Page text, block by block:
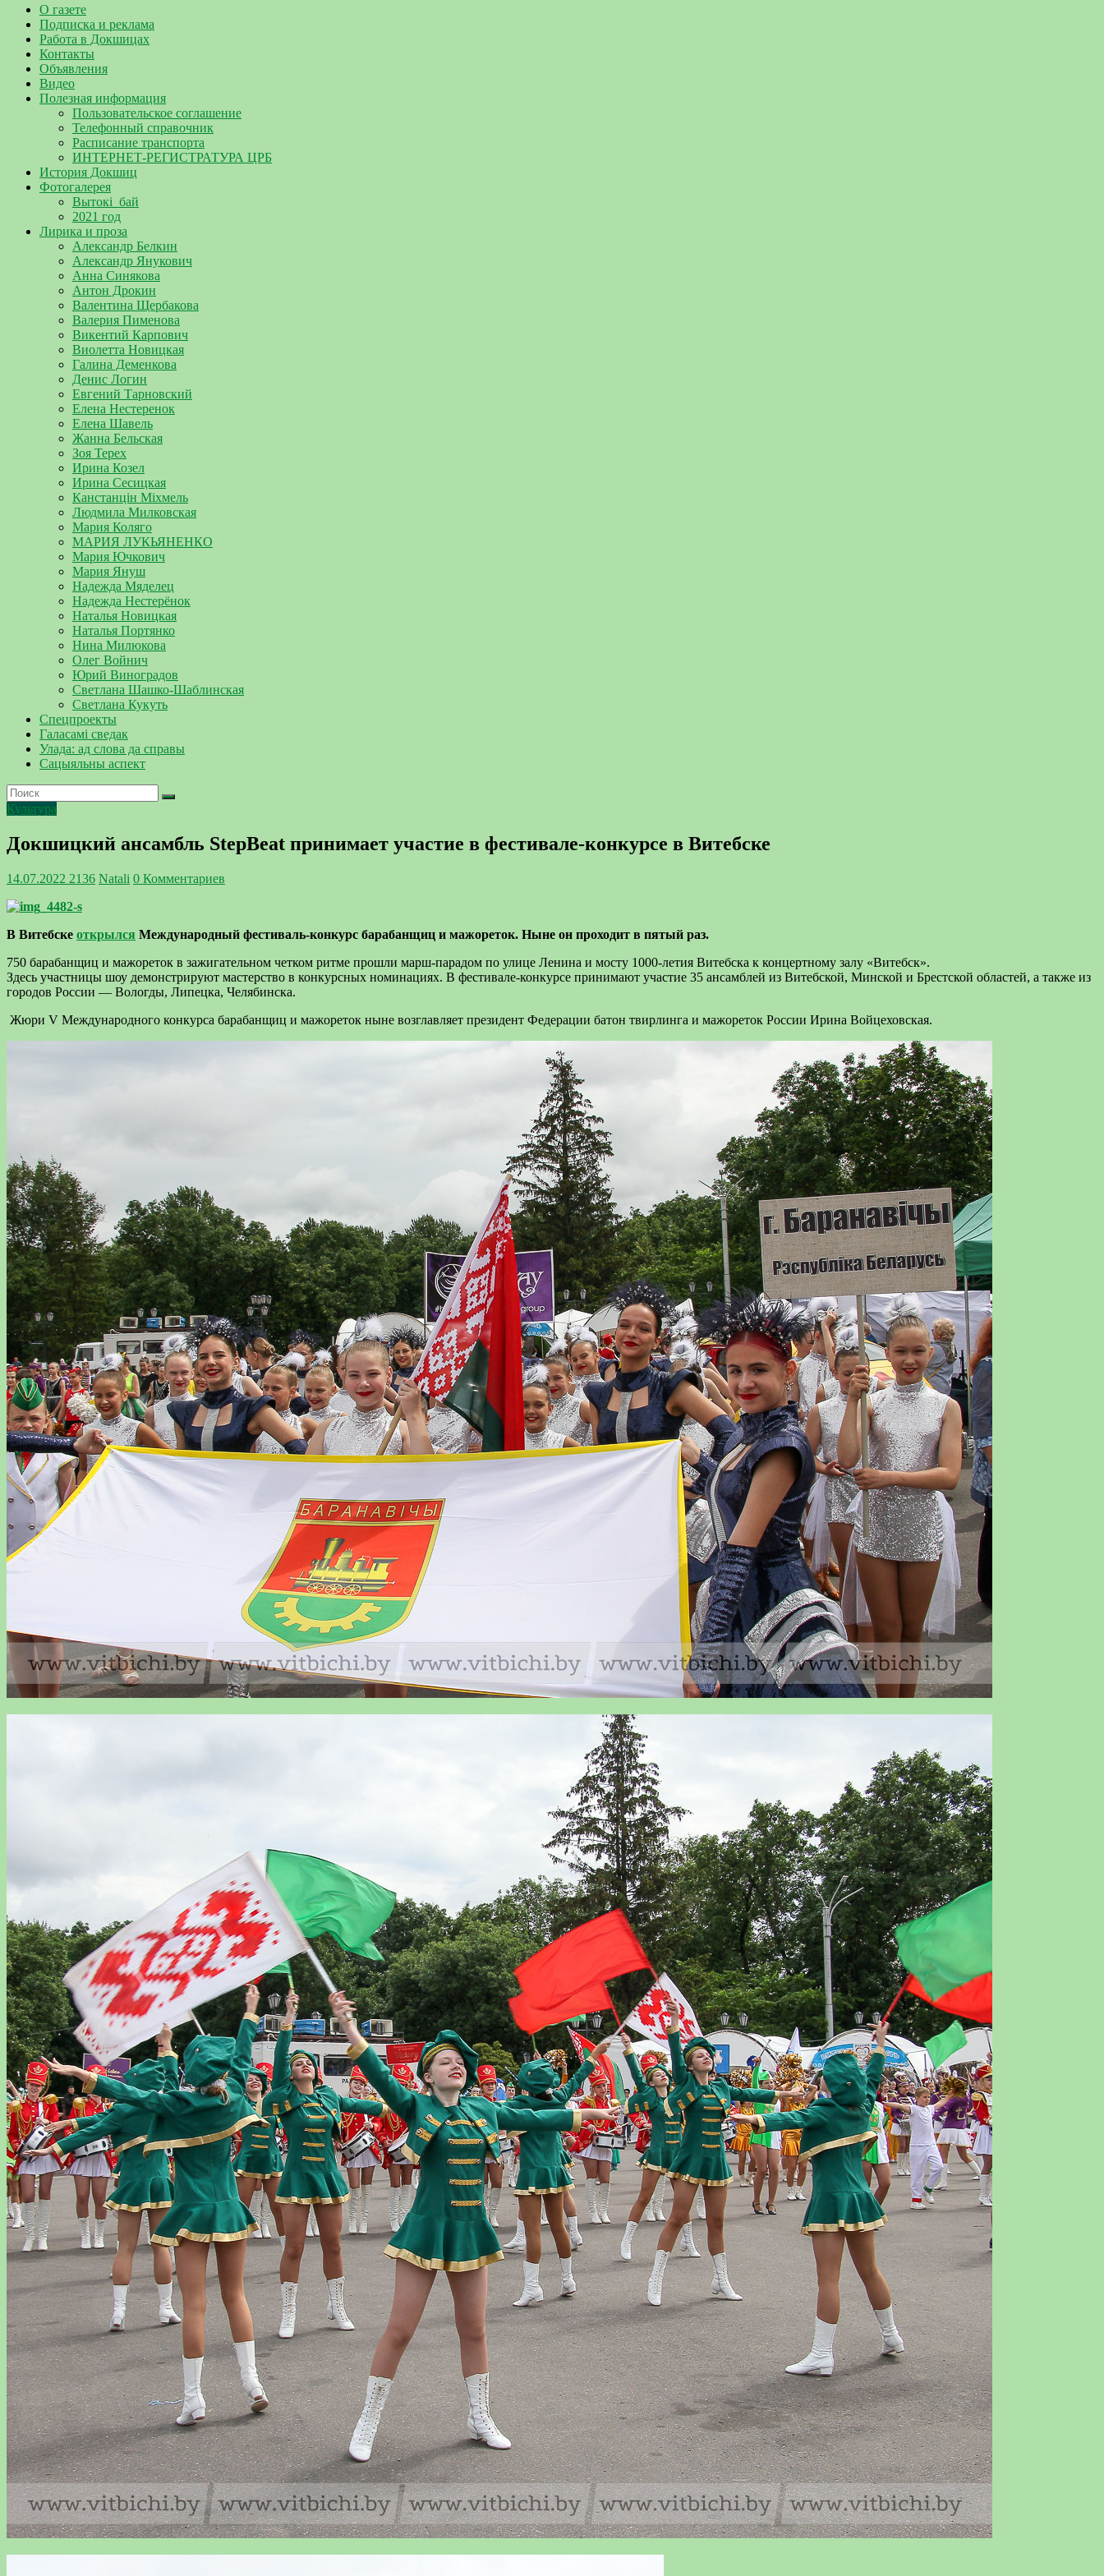
О газете
Подписка и реклама
Работа в Докшицах
Контакты
Объявления
Видео
Полезная информация
Пользовательское соглашение
Телефонный справочник
Расписание транспорта
ИНТЕРНЕТ-РЕГИСТРАТУРА ЦРБ
История Докшиц
Фотогалерея
Вытокі_бай
2021 год
Лирика и проза
Александр Белкин
Александр Янукович
Анна Синякова
Антон Дрокин
Валентина Щербакова
Валерия Пименова
Викентий Карпович
Виолетта Новицкая
Галина Деменкова
Денис Логин
Евгений Тарновский
Елена Нестеренок
Елена Шавель
Жанна Бельская
Зоя Терех
Ирина Козел
Ирина Сесицкая
Канстанцін Міхмель
Людмила Милковская
Мария Коляго
МАРИЯ ЛУКЬЯНЕНКО
Мария Ючкович
Мария Януш
Надежда Мяделец
Надежда Нестерёнок
Наталья Новицкая
Наталья Портянко
Нина Милюкова
Олег Войнич
Юрий Виноградов
Светлана Шашко-Шаблинская
Светлана Кукуть
Спецпроекты
Галасамі сведак
Улада: ад слова да справы
Сацыяльны аспект
Культура
Докшицкий ансамбль StepBeat принимает участие в фестивале-конкурсе в Витебске
14.07.2022 2136 Natali 0 Комментариев
В Витебске открылся Международный фестиваль-конкурс барабанщиц и мажореток. Ныне он проходит в пятый раз.
750 барабанщиц и мажореток в зажигательном четком ритме прошли марш-парадом по улице Ленина и мосту 1000-летия Витебска к концертному залу «Витебск».
Здесь участницы шоу демонстрируют мастерство в конкурсных номинациях. В фестивале-конкурсе принимают участие 35 ансамблей из Витебской, Минской и Брестской областей, а также из
городов России — Вологды, Липецка, Челябинска.
Жюри V Международного конкурса барабанщиц и мажореток ныне возглавляет президент Федерации батон твирлинга и мажореток России Ирина Войцеховская.